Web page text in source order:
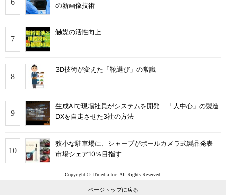
の新画像技術
触媒の活性向上
3D技術が変えた「靴選び」の常識
生成AIで現場社員がシステムを開発 「人中心」の製造
DXを自走させた3社の方法
狭小な駐車場に、シャープがポールカメラ式製品発表
市場シェア10％目指す
Copyright © ITmedia Inc. All Rights Reserved.
ページトップに戻る